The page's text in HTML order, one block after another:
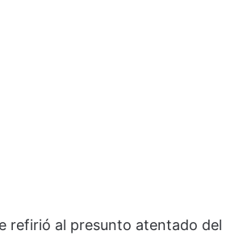
refirió al presunto atentado del